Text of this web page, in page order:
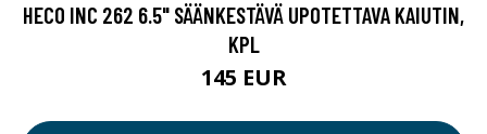
HECO INC 262 6.5" SÄÄNKESTÄVÄ UPOTETTAVA KAIUTIN,
KPL
145 EUR